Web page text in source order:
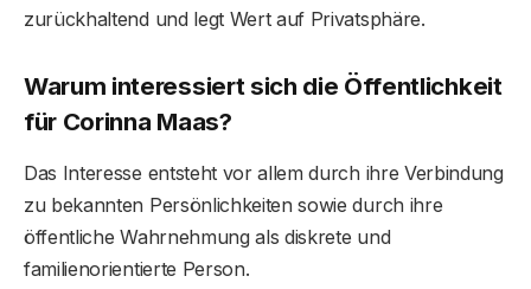
zurückhaltend und legt Wert auf Privatsphäre.
Warum interessiert sich die Öffentlichkeit
für Corinna Maas?
Das Interesse entsteht vor allem durch ihre Verbindung
zu bekannten Persönlichkeiten sowie durch ihre
öffentliche Wahrnehmung als diskrete und
familienorientierte Person.